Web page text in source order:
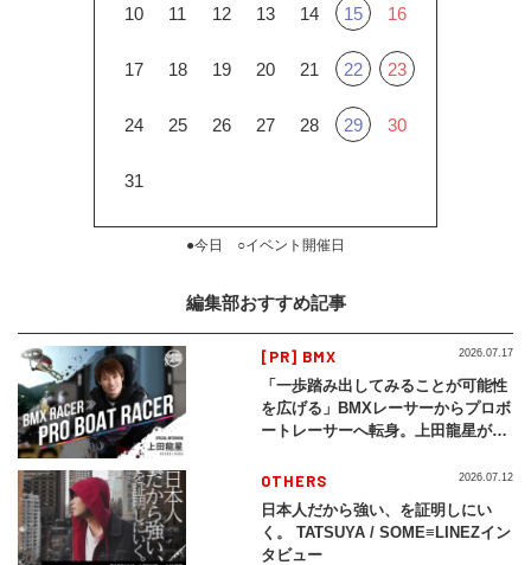
10 11 12 13 14 15 16
17 18 19 20 21 22 23
24 25 26 27 28 29 30
31
●今日 ○イベント開催日
編集部おすすめ記事
[PR] BMX
「一歩踏み出してみることが可能性
を広げる」BMXレーサーからプロボ
ートレーサーへ転身。上田龍星が体
2026.07.17
OTHERS
日本人だから強い、を証明しにい
く。 TATSUYA / SOME≡LINEZイン
タビュー
2026.07.12